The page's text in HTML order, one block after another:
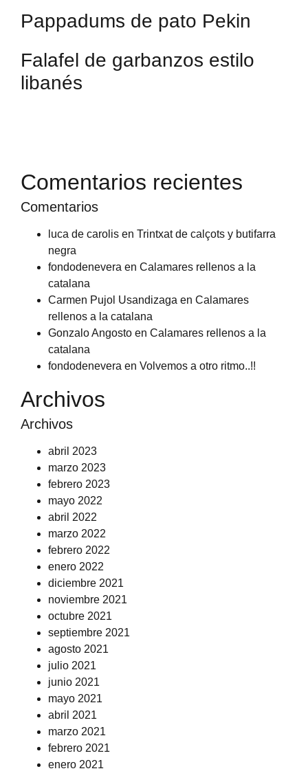
Pappadums de pato Pekin
Falafel de garbanzos estilo
libanés
Comentarios recientes
Comentarios
luca de carolis en Trintxat de calçots y butifarra
negra
fondodenevera en Calamares rellenos a la
catalana
Carmen Pujol Usandizaga en Calamares
rellenos a la catalana
Gonzalo Angosto en Calamares rellenos a la
catalana
fondodenevera en Volvemos a otro ritmo..!!
Archivos
Archivos
abril 2023
marzo 2023
febrero 2023
mayo 2022
abril 2022
marzo 2022
febrero 2022
enero 2022
diciembre 2021
noviembre 2021
octubre 2021
septiembre 2021
agosto 2021
julio 2021
junio 2021
mayo 2021
abril 2021
marzo 2021
febrero 2021
enero 2021